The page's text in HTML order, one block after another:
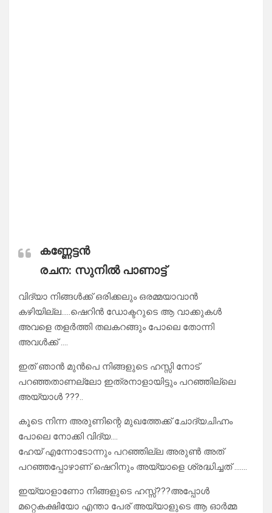
കണ്ണേട്ടൻ
രചന: സുനിൽ പാണാട്ട്
വിദ്യാ നിങ്ങൾക്ക് ഒരിക്കലും ഒരമ്മയാവാൻ
കഴിയില്ല…..ഷെറിൻ ഡോക്ടറുടെ ആ വാക്കുകൾ
അവളെ തളർത്തി തലകറങ്ങും പോലെ തോന്നി
അവൾക്ക് ….
ഇത് ഞാൻ മുൻപെ നിങ്ങളുടെ ഹസ്സി നോട്
പറഞ്ഞതാണല്ലോ ഇത്രനാളായിട്ടും പറഞ്ഞില്ലെ
അയ്യാൾ ???..
കൂടെ നിന്ന അരുണിന്റെ മുഖത്തേക്ക് ചോദ്യചിഹ്നം
പോലെ നോക്കി വിദ്യ….
ഹേയ് എന്നോടോന്നും പറഞ്ഞില്ല അരുൺ അത്
പറഞ്ഞപ്പോഴാണ് ഷെറിനും അയ്യാളെ ശ്രദ്ധിച്ചത് …….
ഇയ്യാളാണോ നിങ്ങളുടെ ഹസ്സ്???അപ്പോൾ
മറ്റെകക്ഷിയോ എന്താ പേര് അയ്യാളുടെ ആ ഓർമ്മ